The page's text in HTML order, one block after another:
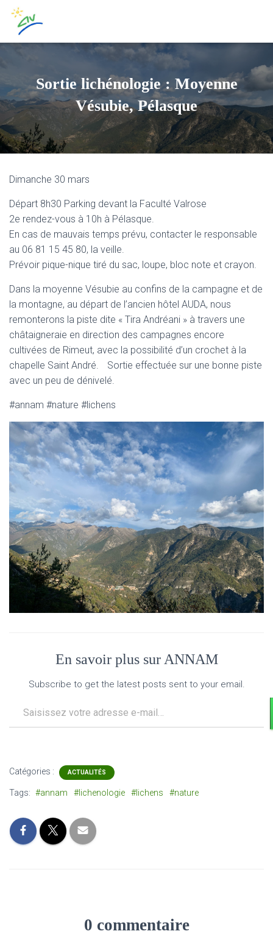
Sortie lichénologie : Moyenne
Vésubie, Pélasque
Dimanche 30 mars
Départ 8h30 Parking devant la Faculté Valrose
2e rendez-vous à 10h à Pélasque.
En cas de mauvais temps prévu, contacter le responsable
au 06 81 15 45 80, la veille.
Prévoir pique-nique tiré du sac, loupe, bloc note et crayon.
Dans la moyenne Vésubie au confins de la campagne et de
la montagne, au départ de l’ancien hôtel AUDA, nous
remonterons la piste dite « Tira Andréani » à travers une
châtaigneraie en direction des campagnes encore
cultivées de Rimeut, avec la possibilité d’un crochet à la
chapelle Saint André. Sortie effectuée sur une bonne piste
avec un peu de dénivelé.
#annam #nature #lichens
En savoir plus sur ANNAM
Subscribe to get the latest posts sent to your email.
Catégories : ACTUALITÉS
Tags: #annam #lichenologie #lichens #nature
0 commentaire